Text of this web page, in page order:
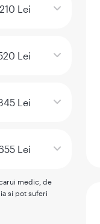
210 Lei
Lei
Lei
Lei
medic, de
si pot suferi